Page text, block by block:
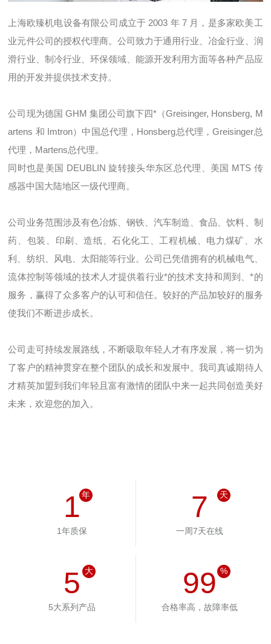
上海欧臻机电设备有限公司成立于 2003 年 7 月，是多家欧美工
业元件公司的授权代理商。公司致力于通用行业、冶金行业、润
滑行业、制冷行业、环保领域、能源开发利用方面等各种产品应
用的开发并提供技术支持。
公司现为德国 GHM 集团公司旗下四*（Greisinger, Honsberg, M
artens 和 Imtron）中国总代理，Honsberg总代理，Greisinger总
代理，Martens总代理。
同时也是美国 DEUBLIN 旋转接头华东区总代理、美国 MTS 传
感器中国大陆地区一级代理商。
公司业务范围涉及有色冶炼、钢铁、汽车制造、食品、饮料、制
药、包装、印刷、造纸、石化化工、工程机械、电力煤矿、水
利、纺织、风电、太阳能等行业。公司已凭借拥有的机械电气、
流体控制等领域的技术人才提供着行业*的技术支持和周到、*的
服务，赢得了众多客户的认可和信任。较好的产品加较好的服务
使我们不断进步成长。
公司走可持续发展路线，不断吸取年轻人才有序发展，将一切为
了客户的精神贯穿在整个团队的成长和发展中。我司真诚期待人
才精英加盟到我们年轻且富有激情的团队中来一起共同创造美好
未来，欢迎您的加入。
1年
1年质保
7 天
一周7天在线
5 大
5大系列产品
99 %
合格率高，故障率低